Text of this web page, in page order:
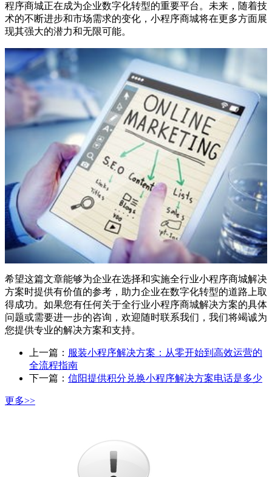
程序商城正在成为企业数字化转型的重要平台。未来，随着技
术的不断进步和市场需求的变化，小程序商城将在更多方面展
现其强大的潜力和无限可能。
希望这篇文章能够为企业在选择和实施全行业小程序商城解决
方案时提供有价值的参考，助力企业在数字化转型的道路上取
得成功。如果您有任何关于全行业小程序商城解决方案的具体
问题或需要进一步的咨询，欢迎随时联系我们，我们将竭诚为
您提供专业的解决方案和支持。
上一篇： 服装小程序解决方案：从零开始到高效运营的
全流程指南
下一篇： 信阳提供积分兑换小程序解决方案电话是多少
更多>>